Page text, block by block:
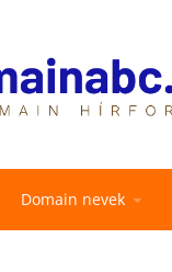
Domain nevek